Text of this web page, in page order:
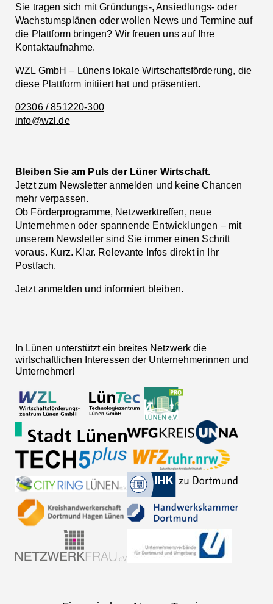
Sie tragen sich mit Gründungs-, Ansiedlungs- oder
Wachstumsplänen oder wollen News und Termine auf
die Plattform bringen? Wir freuen uns auf Ihre
Kontaktaufnahme.
WZL GmbH – Lünens lokale Wirtschaftsförderung, die
diese Plattform initiiert hat und präsentiert.
02306 / 851220-300
info@wzl.de
Bleiben Sie am Puls der Lüner Wirtschaft.
Jetzt zum Newsletter anmelden und keine Chancen
mehr verpassen.
Ob Förderprogramme, Netzwerktreffen, neue
Unternehmen oder spannende Entwicklungen – mit
unserem Newsletter sind Sie immer einen Schritt
voraus. Kurz. Klar. Relevante Infos direkt in Ihr
Postfach.
Jetzt anmelden und informiert bleiben.
In Lünen unterstützt ein breites Netzwerk die
wirtschaftlichen Interessen der Unternehmerinnen und
Unternehmer!